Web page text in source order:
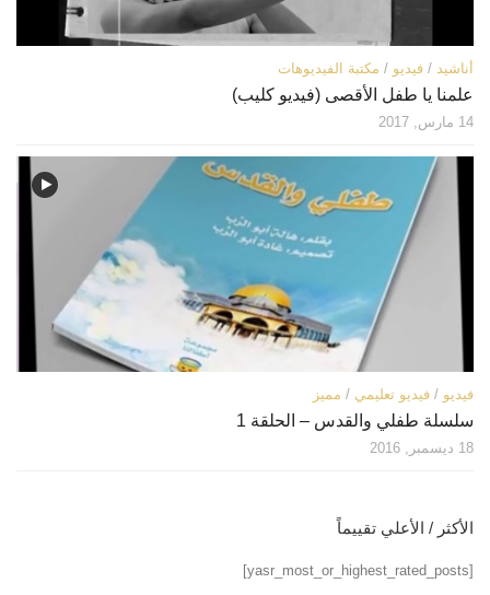
أناشيد / فيديو / مكتبة الفيديوهات
علمنا يا طفل الأقصى (فيديو كليب)
14 مارس, 2017
فيديو / فيديو تعليمي / مميز
سلسلة طفلي والقدس – الحلقة 1
18 ديسمبر, 2016
الأكثر / الأعلي تقييماً
[yasr_most_or_highest_rated_posts]